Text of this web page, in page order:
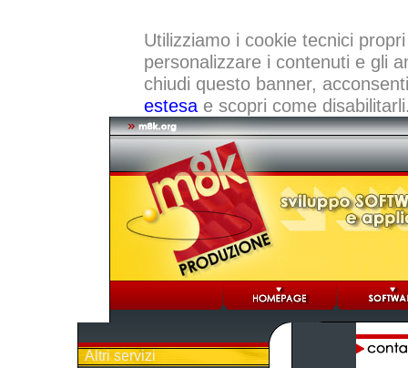
Utilizziamo i cookie tecnici
personalizzare i contenuti e gli
chiudi questo banner,
estesae scopri come
Altri servizi